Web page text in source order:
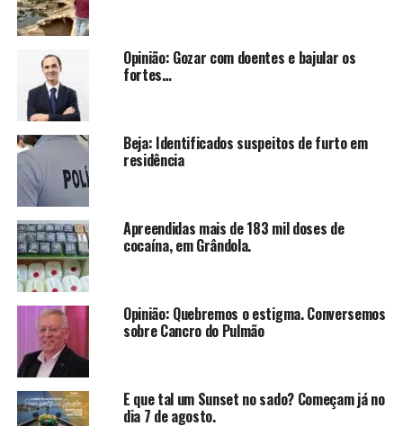
Opinião: Gozar com doentes e bajular os
fortes…
Beja: Identificados suspeitos de furto em
residência
Apreendidas mais de 183 mil doses de
cocaína, em Grândola.
Opinião: Quebremos o estigma. Conversemos
sobre Cancro do Pulmão
E que tal um Sunset no sado? Começam já no
dia 7 de agosto.